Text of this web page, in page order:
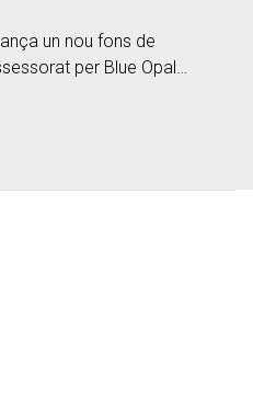
un nou fons de
per Blue Opal